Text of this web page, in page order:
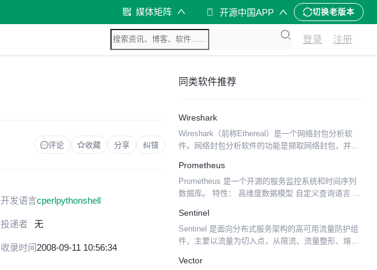
媒体矩阵 开源中国APP 切换老版本
登录 注册
评论 收藏 分享 纠错
开发语言cperlpythonshell
投递者 无
收录时间2008-09-11 10:56:34
同类软件推荐
Wireshark
Wireshark（前称Ethereal）是一个网络封包分析软
件。网络封包分析软件的功能是撷取网络封包，并尽
软件的功能可想像成 "电工技师使用电表来量测...
Prometheus
Prometheus 是一个开源的服务监控系统和时间序列
数据库。 特性： 高维度数据模型 自定义查询语言 可
户端开发库 警告和报警 数据导出
Sentinel
Sentinel 是面向分布式服务架构的高可用流量防护组
件，主要以流量为切入点，从限流、流量整形、熔断
发者保障微服务的稳定性。 Sentinel 具有以下...
Vector